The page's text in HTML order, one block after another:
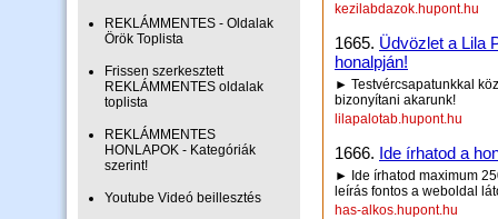
REKLÁMMENTES - Oldalak
Örök Toplista
Frissen szerkesztett
REKLÁMMENTES oldalak
toplista
REKLÁMMENTES
HONLAPOK - Kategóriák
szerint!
Youtube Videó beillesztés
kezilabdazok.hupont.hu
1665. Üdvözlet a Lila
honalpján!
► Testvércsapatunkkal
bizonyítani akarunk!
lilapalotab.hupont.hu
1666. Ide írhatod a
► Ide írhatod maximum
leírás fontos a weboldal
has-alkos.hupont.hu